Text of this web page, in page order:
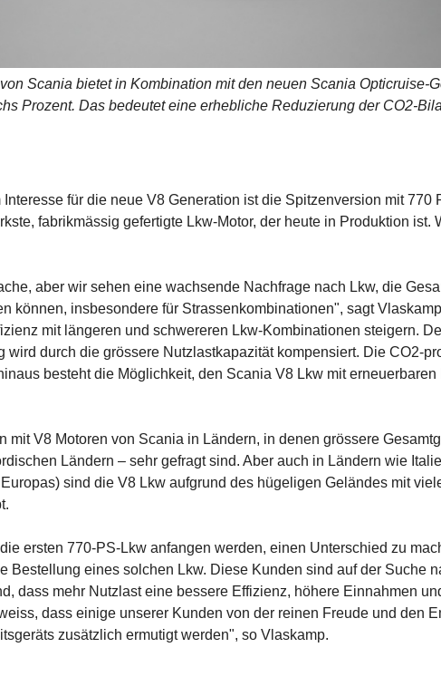
Scania bietet in Kombination mit den neuen Scania Opticruise-
Prozent. Das bedeutet eine erhebliche Reduzierung der CO2-
für die neue V8 Generation ist die Spitzenversion mit 770
fabrikmässig gefertigte Lkw-Motor, der heute in Produktion ist.
aber wir sehen eine wachsende Nachfrage nach Lkw, die
können, insbesondere für Strassenkombinationen", sagt
mit längeren und schwereren Lkw-Kombinationen steigern.
wird durch die grössere Nutzlastkapazität kompensiert. Die CO2-
besteht die Möglichkeit, den Scania V8 Lkw mit erneuerbaren
mit V8 Motoren von Scania in Ländern, in denen grössere
Ländern – sehr gefragt sind. Aber auch in Ländern wie
sind die V8 Lkw aufgrund des hügeligen Geländes mit
ersten 770-PS-Lkw anfangen werden, einen Unterschied zu
Bestellung eines solchen Lkw. Diese Kunden sind auf der Suche
dass mehr Nutzlast eine bessere Effizienz, höhere Einnahmen
dass einige unserer Kunden von der reinen Freude und den
zusätzlich ermutigt werden", so Vlaskamp.